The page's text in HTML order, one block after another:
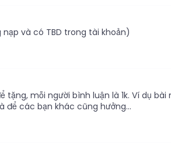
và có TBD trong tài khoản)
mỗi người bình luận là 1k. Ví dụ bài
để các bạn khác cũng hưởng...